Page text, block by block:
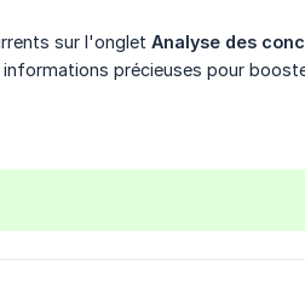
sur l'onglet Analyse des
précieuses pour